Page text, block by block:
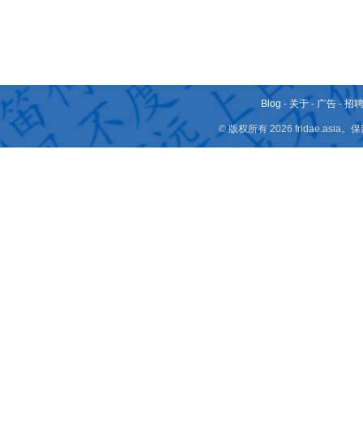
Blog - 关于 - 广告 -招
© 版权所有 2026 fridae.asia。